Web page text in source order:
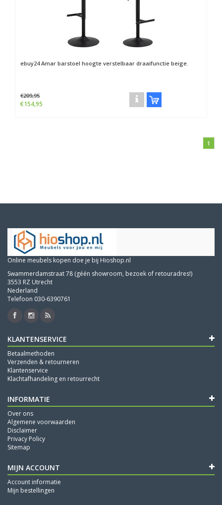
ebuy24Amar barstoel hoogte verstelbaar draaifunctie beige.
€209,95
€154,95
1
Online meubels kopen doe je bij Hioshop.nl
Swammerdamstraat 78 (géén showroom, bezoek of retouradres!)
3553 RZ Utrecht
Nederland
Telefoon 030-6390761
KLANTENSERVICE
Betaalmethoden
Verzenden & retourneren
Klantenservice
Klachtafhandeling en retourrecht
INFORMATIE
Over ons
Algemene voorwaarden
Disclaimer
Privacy Policy
Sitemap
MIJN ACCOUNT
Account informatie
Mijn bestellingen